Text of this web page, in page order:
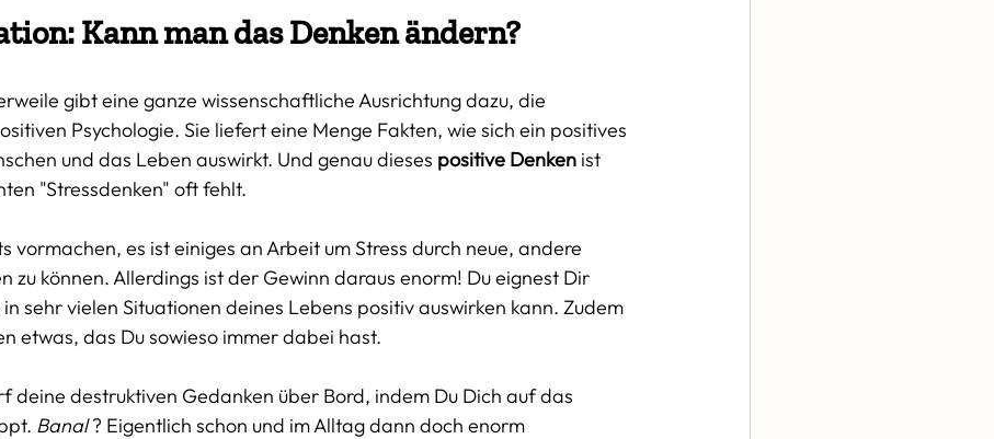
Kann man das Denken ändern?
gibt eine ganze wissenschaftliche Ausrichtung dazu, die
Psychologie. Sie liefert eine Menge Fakten, wie sich ein positives
und das Leben auswirkt. Und genau dieses positive Denken ist
"Stressdenken" oft fehlt.
vormachen, es ist einiges an Arbeit um Stress durch neue, andere
zu können. Allerdings ist der Gewinn daraus enorm! Du eignest Dir
sehr vielen Situationen deines Lebens positiv auswirken kann. Zudem
etwas, das Du sowieso immer dabei hast.
deine destruktiven Gedanken über Bord, indem Du Dich auf das
Banal ? Eigentlich schon und im Alltag dann doch enorm